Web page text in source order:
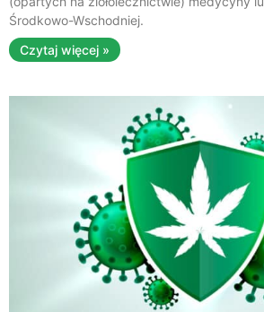
Środkowo-Wschodniej.
Czytaj więcej »